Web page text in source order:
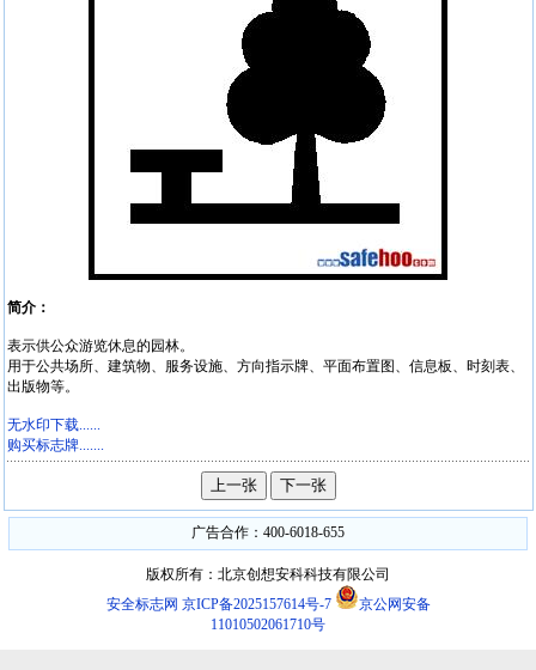
简介：
表示供公众游览休息的园林。
用于公共场所、建筑物、服务设施、方向指示牌、平面布置图、信息板、时刻表、
出版物等。
无水印下载......
购买标志牌.......
广告合作：400-6018-655
版权所有：北京创想安科科技有限公司
安全标志网 京ICP备2025157614号-7
京公网安备
11010502061710号